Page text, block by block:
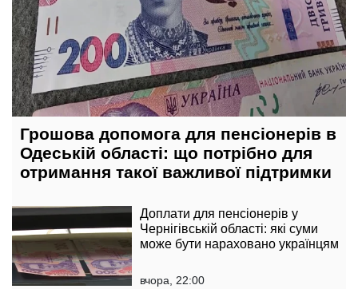
Грошова допомога для пенсіонерів в
Одеській області: що потрібно для
отримання такої важливої підтримки
Доплати для пенсіонерів у
Чернігівській області: які суми
може бути нараховано українцям
вчора, 22:00